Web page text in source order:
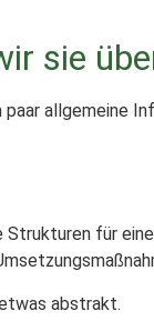
sie
allgemeine
für
abstrakt.